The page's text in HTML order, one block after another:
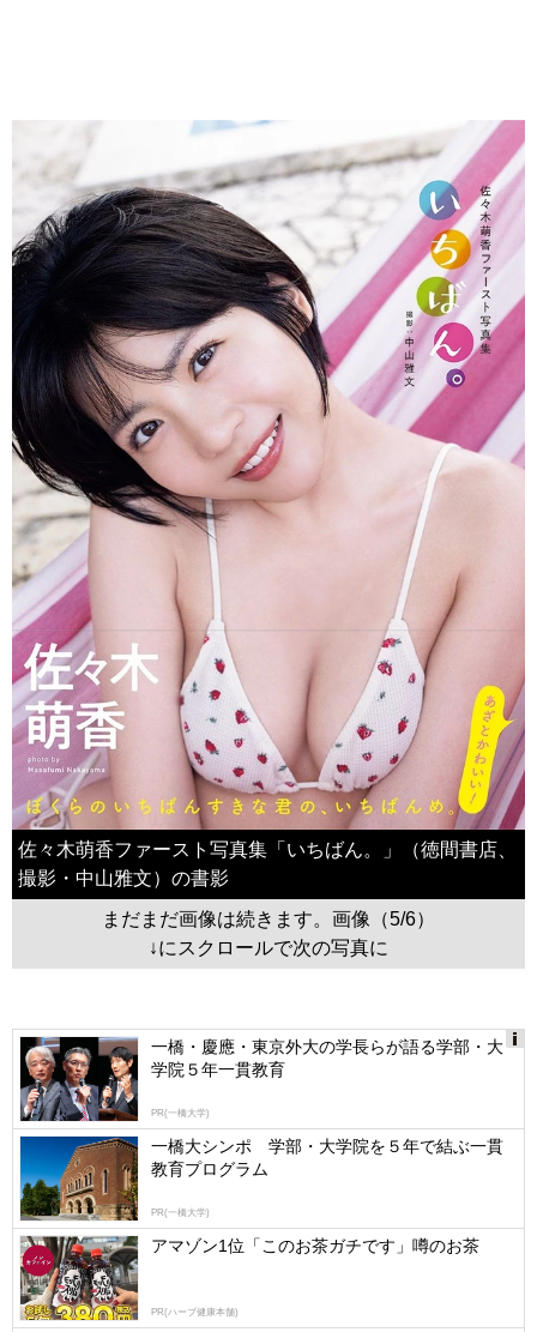
佐々木萌香ファースト写真集「いちばん。」（徳間書店、
撮影・中山雅文）の書影
まだまだ画像は続きます。画像（5/6）
↓にスクロールで次の写真に
logly
一橋・慶應・東京外大の学長らが語る学部・大
学院５年一貫教育
PR(一橋大学)
一橋大シンポ 学部・大学院を５年で結ぶ一貫
教育プログラム
PR(一橋大学)
アマゾン1位「このお茶ガチです」噂のお茶
PR(ハーブ健康本舗)